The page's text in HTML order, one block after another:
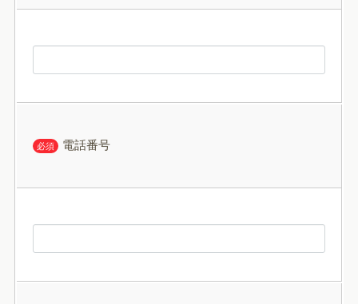
必須 電話番号